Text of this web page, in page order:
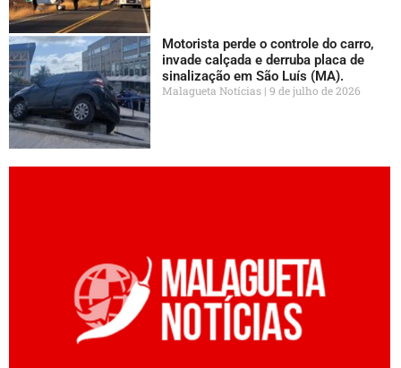
Motorista perde o controle do carro,
invade calçada e derruba placa de
sinalização em São Luís (MA).
Malagueta Notícias 9 de julho de 2026